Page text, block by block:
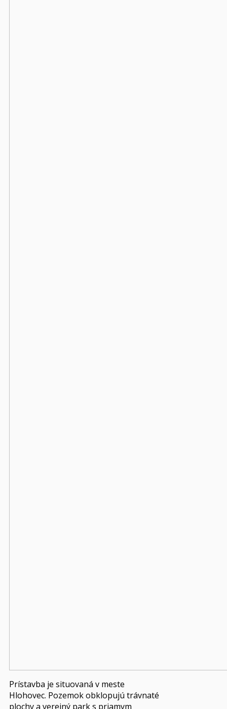
Prístavba je situovaná v meste
Hlohovec. Pozemok obklopujú trávnaté
plochy a verejný park s priamym